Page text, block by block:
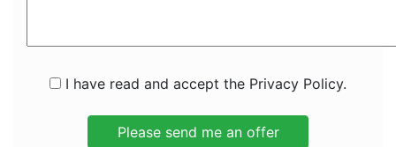
I have read and accept the Privacy Policy.